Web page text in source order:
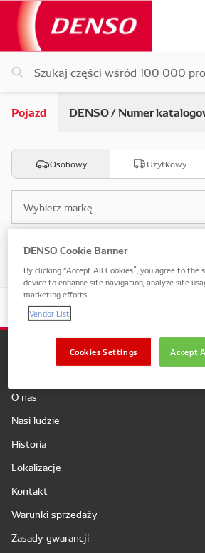
Pojazd DENSO / Numer
Osobowy Użytkowy
Wybierz markę
Wybierz model
O nas
Nasi ludzie
Historia
Lokalizacje
Kontakt
Warunki sprzedaży
Zasady gwarancji
DENSO Cookie Banner
By clicking “Accept All Cookies”, you agree to the
device to enhance site navigation, analyze site
marketing efforts.
Vendor List
Accept
Cookies Settings